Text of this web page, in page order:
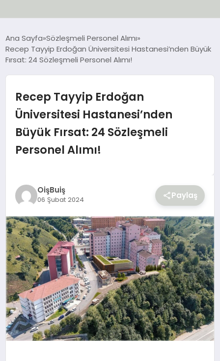
EKONOMİ
SIYASET
SPOR
Ana Sayfa Sözleşmeli Personel Alımı
Recep Tayyip Erdoğan Üniversitesi Hastanesi’nden Büyük
Fırsat: 24 Sözleşmeli Personel Alımı!
Recep Tayyip Erdoğan
Üniversitesi Hastanesi’nden
Büyük Fırsat: 24 Sözleşmeli
Personel Alımı!
OişBuiş
06 Şubat 2024 Paylaş